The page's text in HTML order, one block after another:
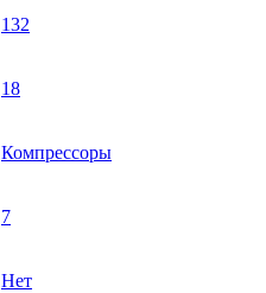
132
18
Компрессоры
7
Нет